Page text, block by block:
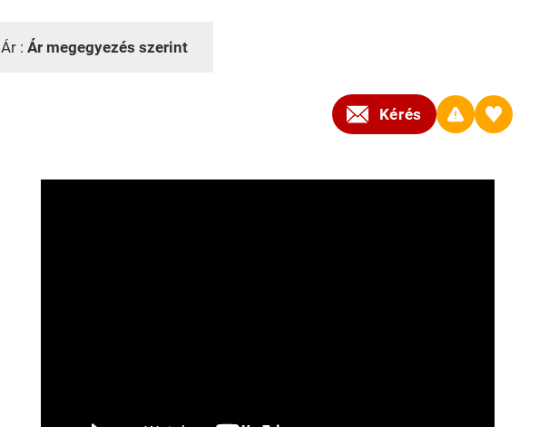
Ár : Ár megegyezés szerint
Kérés